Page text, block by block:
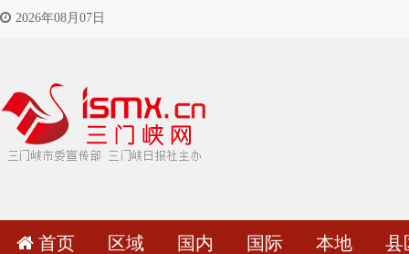
2026年08月07日
首页 区域 国内 国际 本地 县